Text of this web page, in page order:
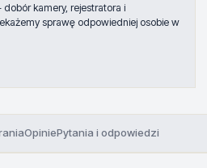
kamery, rejestratora i
sprawę odpowiedniej osobie w
OpiniePytania i odpowiedzi